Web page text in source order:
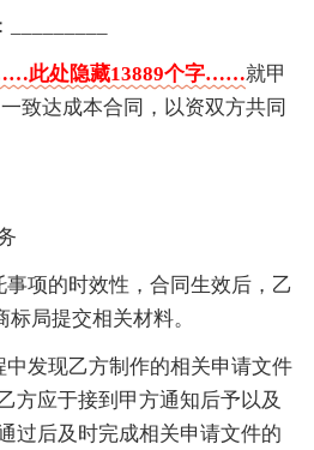
此处隐藏13889个字……就甲
致达成本合同，以资双方共同
事项的时效性，合同生效后，乙
局提交相关材料。
中发现乙方制作的相关申请文件
方应于接到甲方通知后予以及
过后及时完成相关申请文件的